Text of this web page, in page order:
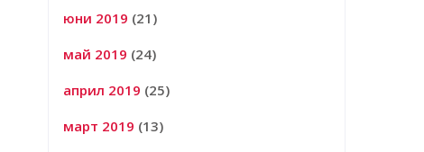
юни 2019 (21)
май 2019 (24)
април 2019 (25)
март 2019 (13)